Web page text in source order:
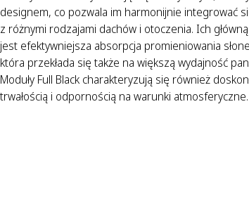
designem, co pozwala im harmonijnie integrować
z różnymi rodzajami dachów i otoczenia. Ich
jest efektywniejsza absorpcja promieniowania
która przekłada się także na większą wydajność
Moduły Full Black charakteryzują się również
trwałością i odpornością na warunki atmosferyczne.